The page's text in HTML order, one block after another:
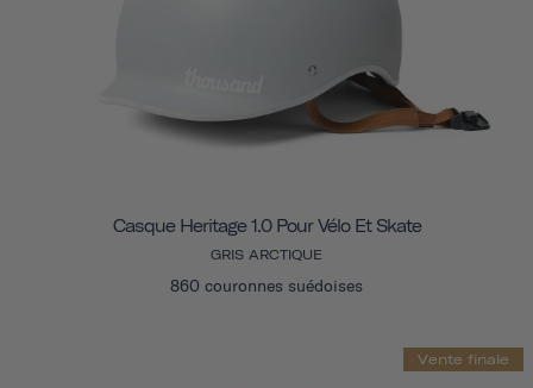
Casque Heritage 1.0 Pour Vélo Et Skate
GRIS ARCTIQUE
860 couronnes suédoises
Vente finale